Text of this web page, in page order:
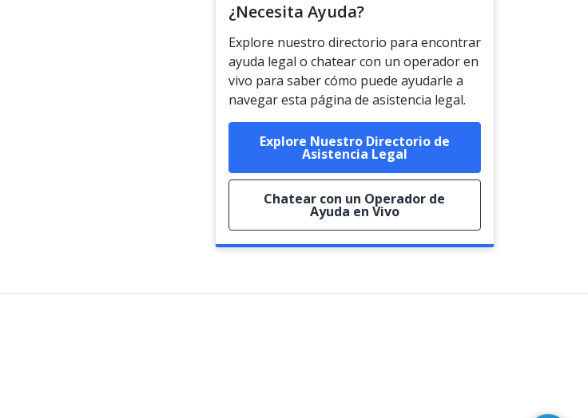
¿Necesita Ayuda?
Explore nuestro directorio para encontrar
ayuda legal o chatear con un operador en
vivo para saber cómo puede ayudarle a
navegar esta página de asistencia legal.
Explore Nuestro Directorio de
Asistencia Legal
Chatear con un Operador de
Ayuda en Vivo